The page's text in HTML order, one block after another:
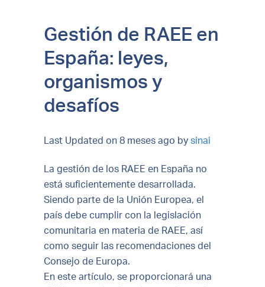
Gestión de RAEE en
España: leyes,
organismos y
desafíos
Last Updated on 8 meses ago by sinai
La gestión de los RAEE en España no
está suficientemente desarrollada.
Siendo parte de la Unión Europea, el
país debe cumplir con la legislación
comunitaria en materia de RAEE, así
como seguir las recomendaciones del
Consejo de Europa.
En este artículo, se proporcionará una